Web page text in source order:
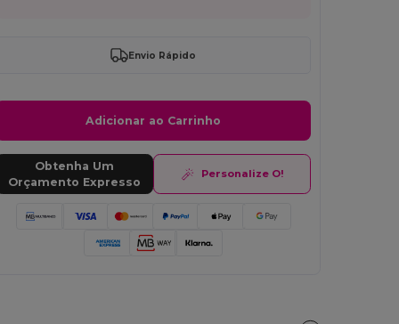
Envio Rápido
Adicionar ao Carrinho
Obtenha Um
Orçamento Expresso
Personalize O!